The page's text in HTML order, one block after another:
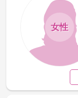
女性